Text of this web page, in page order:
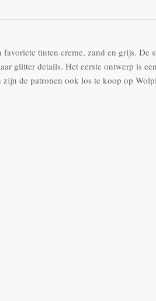
tinten creme, zand en grijs.
glitter details. Het eerste ontwerp is
de patronen ook los te koop op